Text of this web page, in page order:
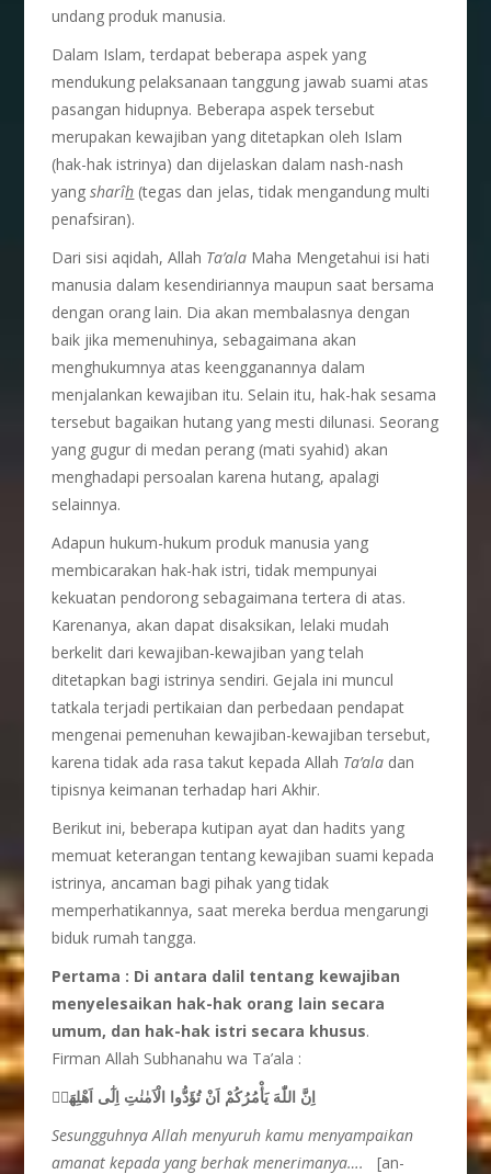
undang produk manusia.
Dalam Islam, terdapat beberapa aspek yang
mendukung pelaksanaan tanggung jawab suami atas
pasangan hidupnya. Beberapa aspek tersebut
merupakan kewajiban yang ditetapkan oleh Islam
(hak-hak istrinya) dan dijelaskan dalam nash-nash
yangsharîh (tegas dan jelas, tidak mengandung multi
penafsiran).
Dari sisi aqidah, Allah Ta’ala Maha Mengetahui isi hati
manusia dalam kesendiriannya maupun saat bersama
dengan orang lain. Dia akan membalasnya dengan
baik jika memenuhinya, sebagaimana akan
menghukumnya atas keengganannya dalam
menjalankan kewajiban itu. Selain itu, hak-hak sesama
tersebut bagaikan hutang yang mesti dilunasi. Seorang
yang gugur di medan perang (mati syahid) akan
menghadapi persoalan karena hutang, apalagi
selainnya.
Adapun hukum-hukum produk manusia yang
membicarakan hak-hak istri, tidak mempunyai
kekuatan pendorong sebagaimana tertera di atas.
Karenanya, akan dapat disaksikan, lelaki mudah
berkelit dari kewajiban-kewajiban yang telah
ditetapkan bagi istrinya sendiri. Gejala ini muncul
tatkala terjadi pertikaian dan perbedaan pendapat
mengenai pemenuhan kewajiban-kewajiban tersebut,
karena tidak ada rasa takut kepada Allah Ta’ala dan
tipisnya keimanan terhadap hari Akhir.
Berikut ini, beberapa kutipan ayat dan hadits yang
memuat keterangan tentang kewajiban suami kepada
istrinya, ancaman bagi pihak yang tidak
memperhatikannya, saat mereka berdua mengarungi
biduk rumah tangga.
Pertama : Di antara dalil tentang kewajiban
menyelesaikan hak-hak orang lain secara
umum, dan hak-hak istri secara khusus.
Firman Allah Subhanahu wa Ta’ala :
اِنَّ اللّٰهَ يَأْمُرُكُمْ اَنْ تُؤَدُّوا الْاَمٰنٰتِ اِلٰٓى اَهْلِهَاۙ
Sesungguhnya Allah menyuruh kamu menyampaikan
amanat kepada yang berhak menerimanya….
[an-